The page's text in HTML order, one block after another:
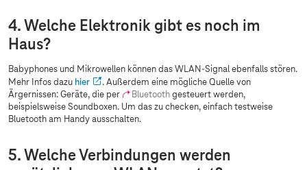
4. Welche Elektronik gibt es noch im
Haus?
Babyphones und Mikrowellen können das WLAN-Signal ebenfalls stören.
Mehr Infos dazu hier
. Außerdem eine mögliche Quelle von
Ärgernissen: Geräte, die per
Bluetooth gesteuert werden,
beispielsweise Soundboxen. Um das zu checken, einfach testweise
Bluetooth am Handy ausschalten.
5. Welche Verbindungen werden